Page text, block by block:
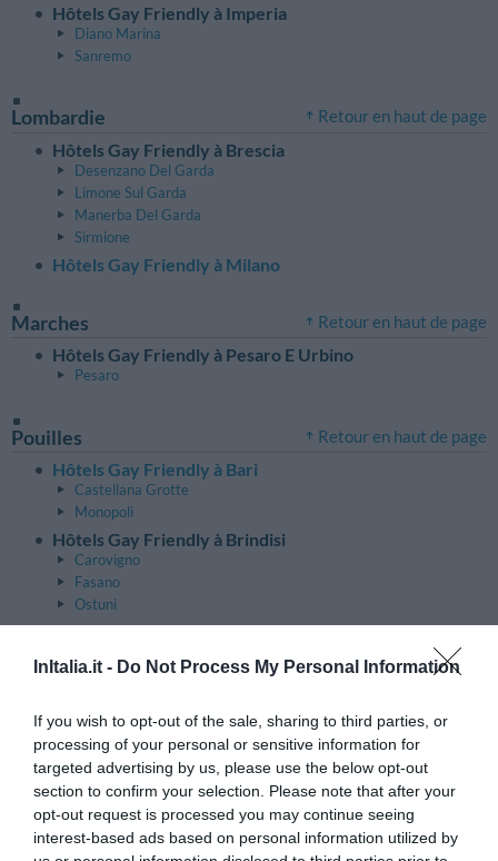
InItalia.it - Do Not Process My Personal Information
If you wish to opt-out of the sale, sharing to third parties, or
processing of your personal or sensitive information for
targeted advertising by us, please use the below opt-out
section to confirm your selection. Please note that after your
opt-out request is processed you may continue seeing
interest-based ads based on personal information utilized by
Hôtels Gay Friendly à Imperia
Diano Marina
Sanremo
Lombardie Retour en haut de page
Hôtels Gay Friendly à Brescia
Desenzano Del Garda
Limone Sul Garda
Manerba Del Garda
Sirmione
Hôtels Gay Friendly à Milano
Marches Retour en haut de page
Hôtels Gay Friendly à Pesaro E Urbino
Pesaro
Pouilles Retour en haut de page
Hôtels Gay Friendly à Bari
Castellana Grotte
Monopoli
Hôtels Gay Friendly à Brindisi
Carovigno
Fasano
Ostuni
Hôtels Gay Friendly à Foggia
Rodi Garganico
Hôtels Gay Friendly à Lecce
Gallipoli
Santa Cesarea Terme
Sardaigne Retour en haut de page